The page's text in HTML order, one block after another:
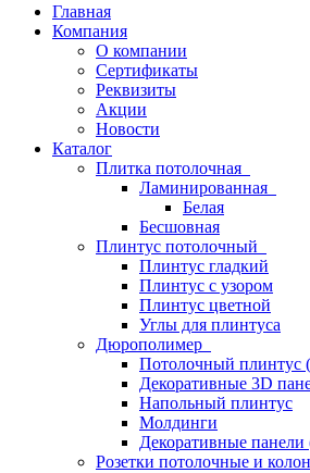
Главная
Компания
О компании
Сертификаты
Реквизиты
Акции
Новости
Каталог
Плитка потолочная
Ламинированная
Белая
Бесшовная
Плинтус потолочный
Плинтус гладкий
Плинтус с узором
Плинтус цветной
Углы для плинтуса
Дюрополимер
Потолочный плинтус
Декоративные 3D
Напольный плинтус
Молдинги
Декоративные панели
Розетки потолочные и